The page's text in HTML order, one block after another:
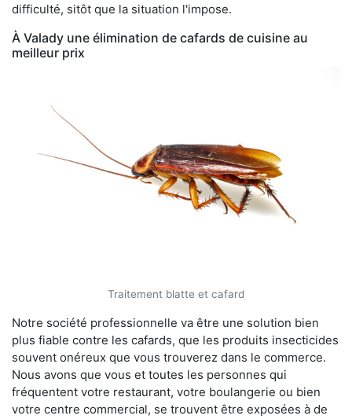
difficulté, sitôt que la situation l'impose.
À Valady une élimination de cafards de cuisine au
meilleur prix
Traitement blatte et cafard
Notre société professionnelle va être une solution bien
plus fiable contre les cafards, que les produits insecticides
souvent onéreux que vous trouverez dans le commerce.
Nous avons que vous et toutes les personnes qui
fréquentent votre restaurant, votre boulangerie ou bien
votre centre commercial, se trouvent être exposées à de